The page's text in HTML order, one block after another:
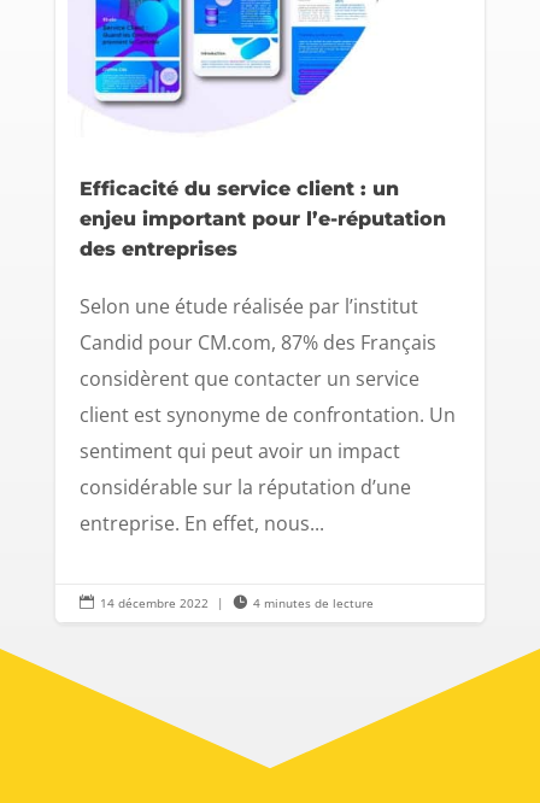
Efficacité du service client : un
enjeu important pour l’e-réputation
des entreprises
Selon une étude réalisée par l’institut
Candid pour CM.com, 87% des Français
considèrent que contacter un service
client est synonyme de confrontation. Un
sentiment qui peut avoir un impact
considérable sur la réputation d’une
entreprise. En effet, nous...
 14 décembre 2022 |  4 minutes de lecture